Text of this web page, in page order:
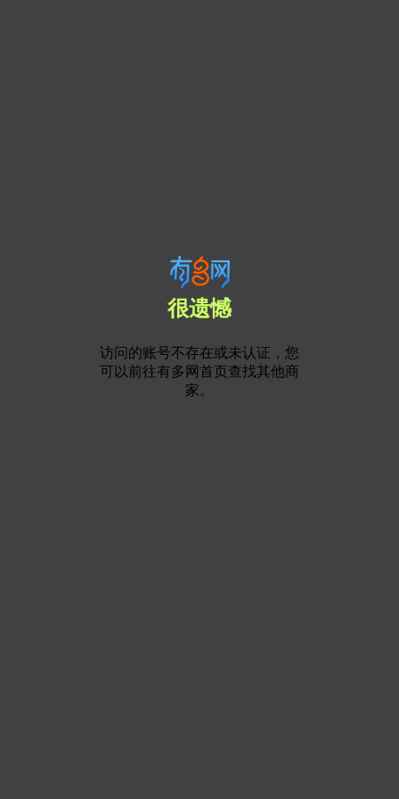
很遗憾
访问的账号不存在或未认证，您
可以前往有多网首页查找其他商
家。